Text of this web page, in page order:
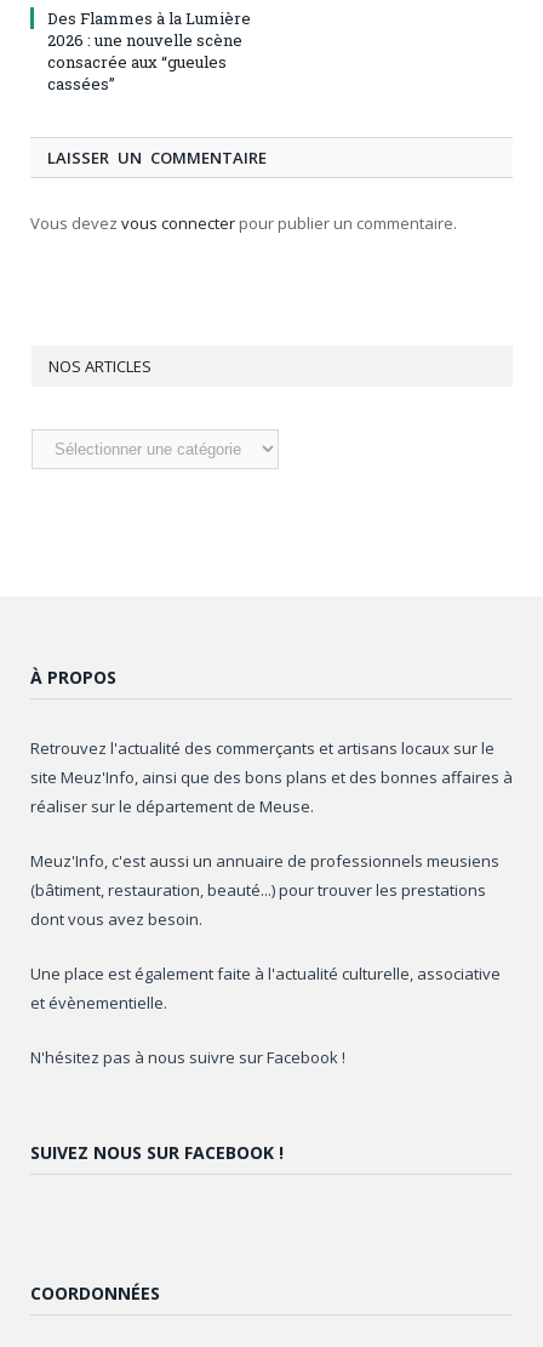
Des Flammes à la Lumière
2026 : une nouvelle scène
consacrée aux “gueules
cassées”
LAISSER UN COMMENTAIRE
Vous devez vous connecter pour publier un commentaire.
NOS ARTICLES
Nos
articles
À PROPOS
Retrouvez l'actualité des commerçants et artisans locaux sur le
site Meuz'Info, ainsi que des bons plans et des bonnes affaires à
réaliser sur le département de Meuse.
Meuz'Info, c'est aussi un annuaire de professionnels meusiens
(bâtiment, restauration, beauté...) pour trouver les prestations
dont vous avez besoin.
Une place est également faite à l'actualité culturelle, associative
et évènementielle.
N'hésitez pas à nous suivre sur Facebook !
SUIVEZ NOUS SUR FACEBOOK !
COORDONNÉES